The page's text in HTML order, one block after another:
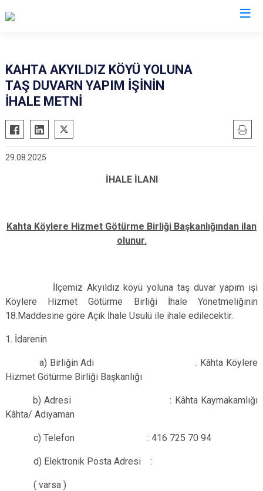
Besni
Gerger
Tut
KAHTA AKYILDIZ KÖYÜ YOLUNA
TAŞ DUVARN YAPIM İŞİNİN
İHALE METNİ
29.08.2025
İHALE İLANI
Kahta Köylere Hizmet Götürme Birliği Başkanlığından ilan
olunur.
İlçemiz Akyıldız köyü yoluna taş duvar yapım işi
Köylere Hizmet Götürme Birliği İhale Yönetmeliğinin
18.Maddesine göre Açık İhale Usulü ile ihale edilecektir.
1. İdarenin
a) Birliğin Adı . Kâhta Köylere
Hizmet Götürme Birliği Başkanlığı
b) Adresi : Kâhta Kaymakamlığı
Kâhta/ Adıyaman
c) Telefon : 416 725 70 94
d) Elektronik Posta Adresi :
( varsa )